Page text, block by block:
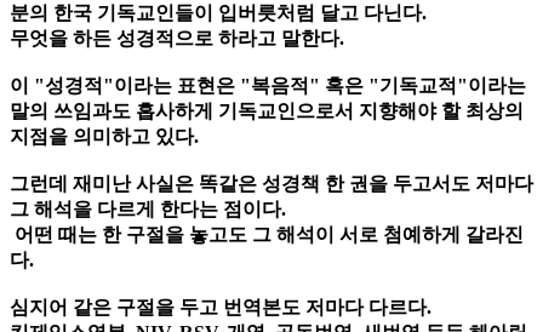
분의 한국 기독교인들이 입버릇처럼 달고 다닌다.
무엇을 하든 성경적으로 하라고 말한다.
이 "성경적"이라는 표현은 "복음적" 혹은 "기독교적"이라는
말의 쓰임과도 흡사하게 기독교인으로서 지향해야 할 최상의
지점을 의미하고 있다.
그런데 재미난 사실은 똑같은 성경책 한 권을 두고서도 저마다
그 해석을 다르게 한다는 점이다.
어떤 때는 한 구절을 놓고도 그 해석이 서로 첨예하게 갈라진
다.
심지어 같은 구절을 두고 번역본도 저마다 다르다.